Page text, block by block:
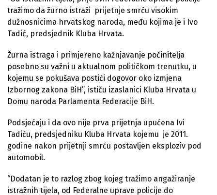
tražimo da žurno istraži prijetnje smrću visokim
dužnosnicima hrvatskog naroda, među kojima je i Ivo
Tadić, predsjednik Kluba Hrvata.
Žurna istraga i primjereno kažnjavanje počinitelja
posebno su važni u aktualnom političkom trenutku, u
kojemu se pokušava postići dogovor oko izmjena
Izbornog zakona BiH”, ističu izaslanici Kluba Hrvata u
Domu naroda Parlamenta Federacije BiH.
Podsjećaju i da ovo nije prva prijetnja upućena Ivi
Tadiću, predsjedniku Kluba Hrvata kojemu je 2011.
godine nakon prijetnji smrću postavljen eksploziv pod
automobil.
“Dodatan je to razlog zbog kojeg tražimo angažiranje
istražnih tijela, od Federalne uprave policije do